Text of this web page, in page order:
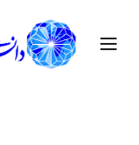
محتوامنوی اصلی